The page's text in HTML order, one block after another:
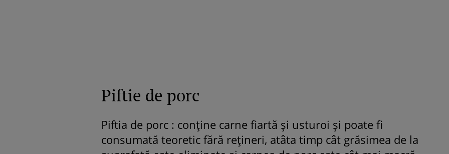
Piftie de porc
Piftia de porc : conține carne fiartă și usturoi și poate fi
consumată teoretic fără rețineri, atâta timp cât grăsimea de la